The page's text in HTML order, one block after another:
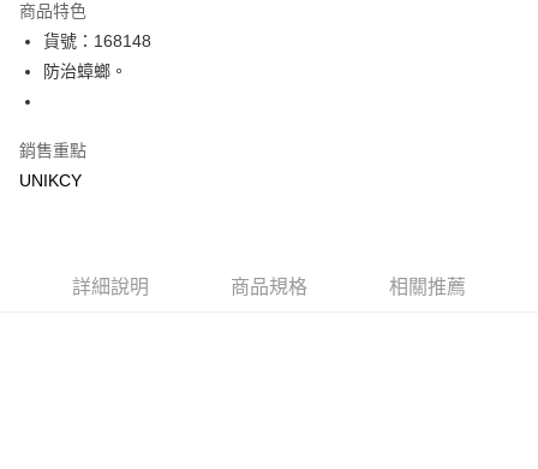
LINE Pay
Apple Pay
商品特色
貨號：168148
防治蟑螂。
銷售重點
UNIKCY
詳細說明 商品規格 相關推薦